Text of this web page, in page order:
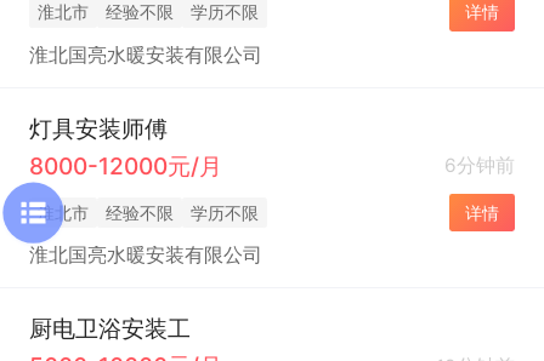
淮北市 经验不限 学历不限 详情
淮北国亮水暖安装有限公司
灯具安装师傅
8000-12000元/月
6分钟前
淮北市 经验不限 学历不限 详情
淮北国亮水暖安装有限公司
厨电卫浴安装工